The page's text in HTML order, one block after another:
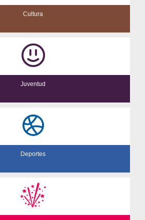
Cultura
Juventud
Deportes